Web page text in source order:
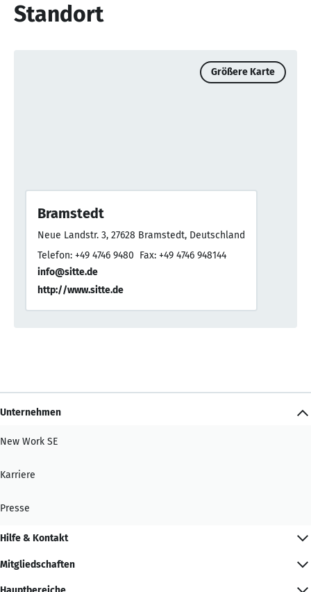
Standort
Größere Karte
Bramstedt
Neue Landstr. 3, 27628 Bramstedt, Deutschland
Telefon: +49 4746 9480 Fax: +49 4746 948144
info@sitte.de
http://www.sitte.de
Unternehmen
New Work SE
Karriere
Presse
Hilfe & Kontakt
Mitgliedschaften